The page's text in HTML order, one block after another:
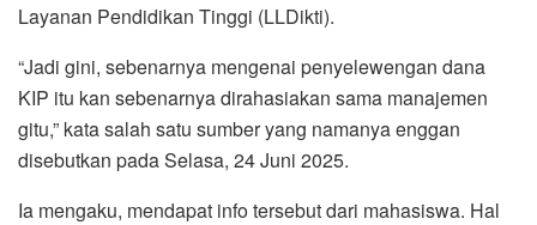
Layanan Pendidikan Tinggi (LLDikti).
“Jadi gini, sebenarnya mengenai penyelewengan dana
KIP itu kan sebenarnya dirahasiakan sama manajemen
gitu,” kata salah satu sumber yang namanya enggan
disebutkan pada Selasa, 24 Juni 2025.
Ia mengaku, mendapat info tersebut dari mahasiswa. Hal